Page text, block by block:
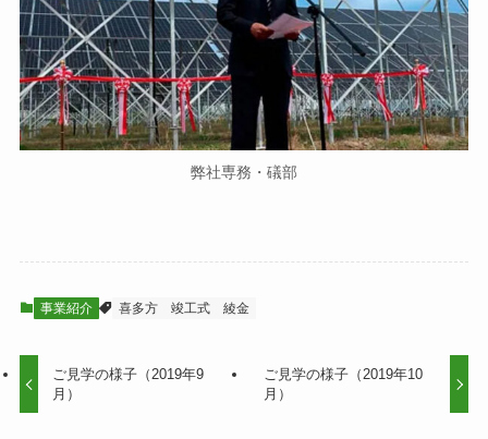
弊社専務・礒部
事業紹介 喜多方 竣工式 綾金
ご見学の様子（2019年9
月）
ご見学の様子（2019年10
月）